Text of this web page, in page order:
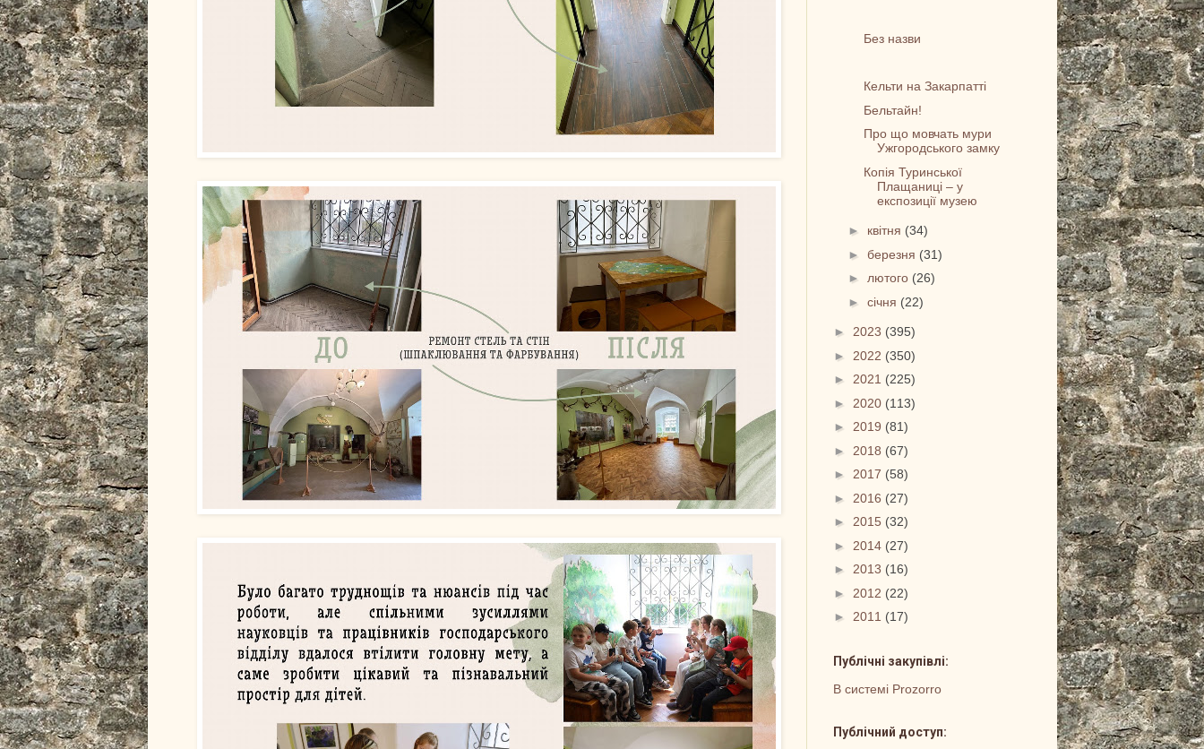
Без назви
Кельти на Закарпатті
Бельтайн!
Про що мовчать мури
Ужгородського замку
Копія Туринської
Плащаниці – у
експозиції музею
► квітня (34)
►березня (31)
►лютого (26)
►січня (22)
► 2023 (395)
► 2022 (350)
► 2021 (225)
► 2020 (113)
► 2019 (81)
► 2018 (67)
► 2017 (58)
► 2016 (27)
► 2015 (32)
► 2014 (27)
► 2013 (16)
► 2012 (22)
► 2011 (17)
Публічні закупівлі:
В системі Prozorro
Публічний доступ: